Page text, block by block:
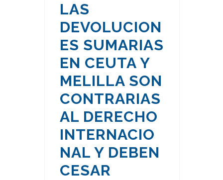
LAS
DEVOLUCION
ES SUMARIAS
EN CEUTA Y
MELILLA SON
CONTRARIAS
AL DERECHO
INTERNACIO
NAL Y DEBEN
CESAR